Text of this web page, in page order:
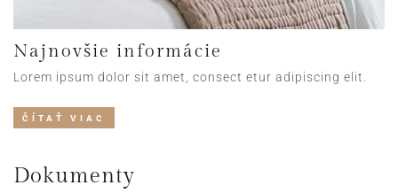
Najnovšie informácie
Lorem ipsum dolor sit amet, consect etur adipiscing elit.
ČÍTAŤ VIAC
Dokumenty